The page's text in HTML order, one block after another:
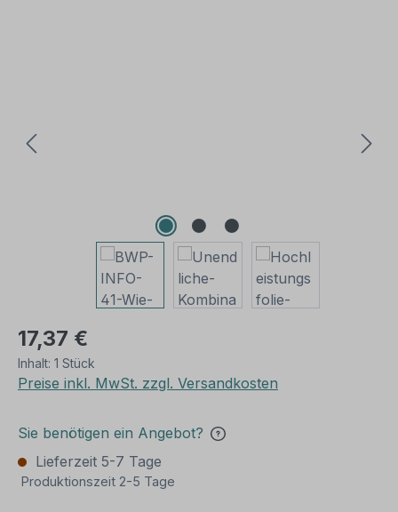
17,37 €
Inhalt: 1 Stück
Preise inkl. MwSt. zzgl. Versandkosten
Sie benötigen ein Angebot?
Lieferzeit 5-7 Tage
Produktionszeit 2-5 Tage